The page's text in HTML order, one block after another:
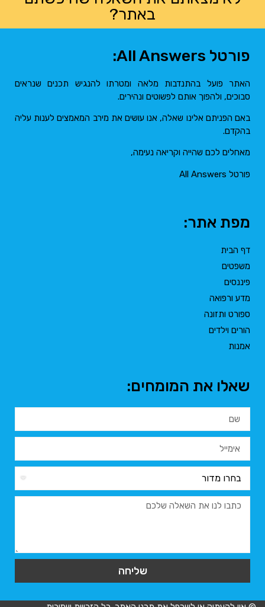
באתר?
פורטל All Answers:
האתר פועל בהתנדבות מלאה ומטרתו להנגיש תכנים שנראים
סבוכים, ולהפוך אותם לפשוטים ונהירים.
באם הפניתם אלינו שאלה, אנו עושים את מירב המאמצים לענות עליה
בהקדם.
מאחלים לכם שהייה וקריאה נעימה,
פורטל All Answers
מפת אתר:
דף הבית
משפטים
פיננסים
מדע ורפואה
ספורט ותזונה
הורים וילדים
אמנות
שאלו את המומחים:
שליחה